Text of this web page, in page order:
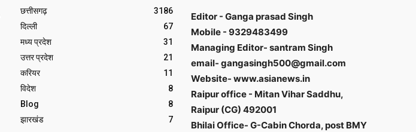
छत्तीसगढ़
3186
दिल्ली
67
मध्य प्रदेश
31
उत्तर प्रदेश
21
करियर
11
विदेश
8
Blog
8
झारखंड
7
Editor - Ganga prasad Singh
Mobile - 9329483499
Managing Editor- santram Singh
email- gangasingh500@gmail.com
Website- www.asianews.in
Raipur office - Mitan Vihar Saddhu,
Raipur (CG) 492001
Bhilai Office- G-Cabin Chorda, post BMY